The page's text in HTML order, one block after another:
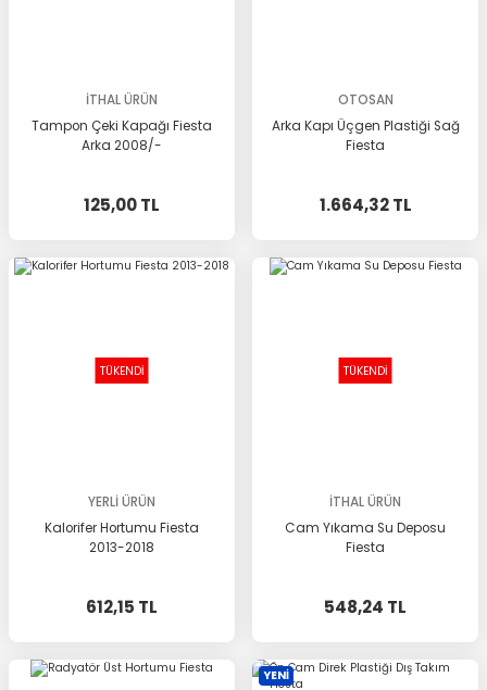
İTHAL ÜRÜN
Tampon Çeki Kapağı Fiesta
Arka 2008/-
125,00 TL
OTOSAN
Arka Kapı Üçgen Plastiği Sağ
Fiesta
1.664,32 TL
TÜKENDİ
YERLİ ÜRÜN
Kalorifer Hortumu Fiesta
2013-2018
612,15 TL
TÜKENDİ
İTHAL ÜRÜN
Cam Yıkama Su Deposu
Fiesta
548,24 TL
YENİ